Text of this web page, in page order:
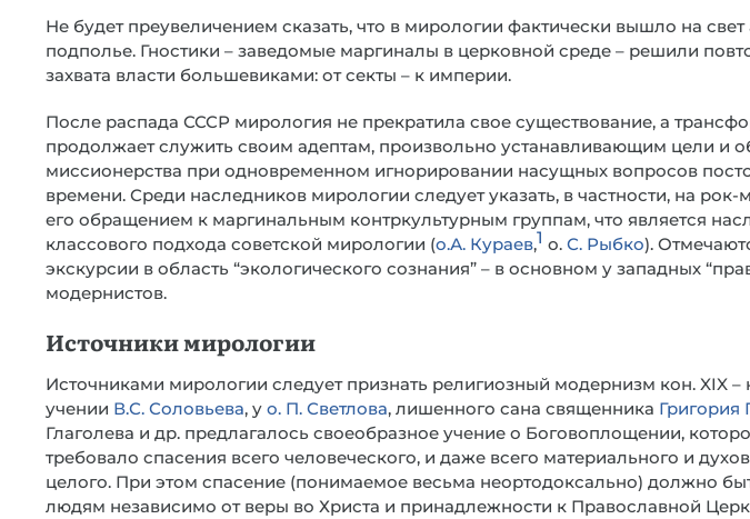
Не будет преувеличением сказать, что в мирологии фактически вышло на
подполье. Гностики – заведомые маргиналы в церковной среде – решили
захвата власти большевиками: от секты – к империи.
После распада СССР мирология не прекратила свое существование, а
продолжает служить своим адептам, произвольно устанавливающим цели и
миссионерства при одновременном игнорировании насущных вопросов
времени. Среди наследников мирологии следует указать, в частности, на рок-
его обращением к маргинальным контркультурным группам, что является
классового подхода советской мирологии (о.А. Кураев,1 о. С. Рыбко).
экскурсии в область “экологического сознания” – в основном у западных
модернистов.
Источники мирологии
Источниками мирологии следует признать религиозный модернизм кон. XIX –
учении В.С. Соловьева, у о. П. Светлова, лишенного сана священника Григория
Глаголева и др. предлагалось своеобразное учение о Боговоплощении,
требовало спасения всего человеческого, и даже всего материального и
целого. При этом спасение (понимаемое весьма неортодоксально) должно
людям независимо от веры во Христа и принадлежности к Православной